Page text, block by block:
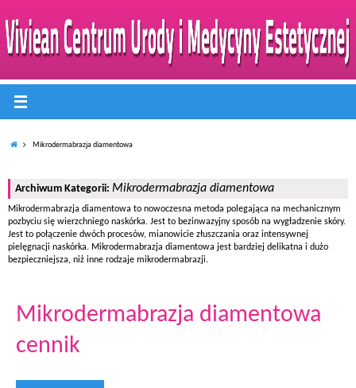
Mikrodermabrazja diamentowa
Archiwum Kategorii: Mikrodermabrazja diamentowa
Mikrodermabrazja diamentowa to nowoczesna metoda polegająca na mechanicznym
pozbyciu się wierzchniego naskórka. Jest to bezinwazyjny sposób na wygładzenie skóry.
Jest to połączenie dwóch procesów, mianowicie złuszczania oraz intensywnej
pielęgnacji naskórka. Mikrodermabrazja diamentowa jest bardziej delikatna i dużo
bezpieczniejsza, niż inne rodzaje mikrodermabrazji.
Mikrodermabrazja diamentowa
cennik